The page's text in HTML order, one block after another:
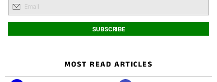
MOST READ ARTICLES